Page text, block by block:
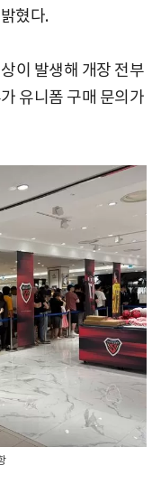
혔다.
이 발생해 개장 전부
유니폼 구매 문의가